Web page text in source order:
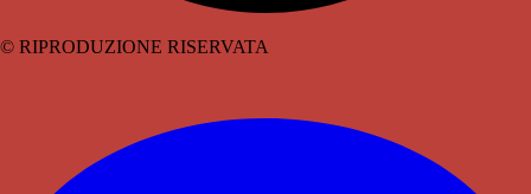
© RIPRODUZIONE RISERVATA